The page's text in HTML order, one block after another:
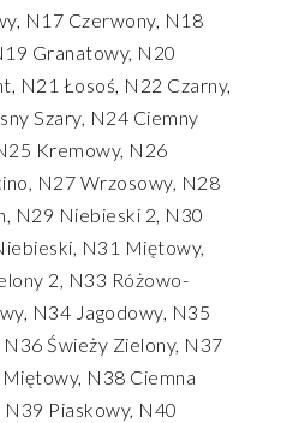
N17 Czerwony, N18
Granatowy, N20
N21 Łosoś, N22 Czarny,
Szary, N24 Ciemny
Kremowy, N26
N27 Wrzosowy, N28
N29 Niebieski 2, N30
N31 Miętowy,
2, N33 Różowo-
N34 Jagodowy, N35
N36 Świeży Zielony, N37
N38 Ciemna
N39 Piaskowy, N40